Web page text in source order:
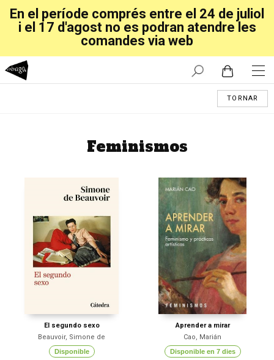
En el període comprés entre el 24 de juliol
i el 17 d'agost no es podran atendre les
comandes via web
TORNAR
Feminismos
El segundo sexo
Beauvoir, Simone de
Disponible
Aprender a mirar
Cao, Marián
Disponible en 7 dies